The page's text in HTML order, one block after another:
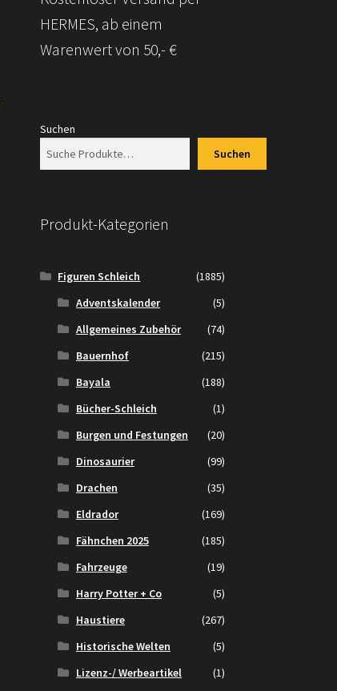
HERMES, ab einem
Warenwert von 50,- €
Suchen
Suchen
Produkt-Kategorien
Figuren Schleich
(1885)
Adventskalender
(5)
Allgemeines Zubehör
(74)
Bauernhof
(215)
Bayala
(188)
Bücher-Schleich
(1)
Burgen und Festungen
(20)
Dinosaurier
(99)
Drachen
(35)
Eldrador
(169)
Fähnchen 2025
(185)
Fahrzeuge
(19)
Harry Potter + Co
(5)
Haustiere
(267)
Historische Welten
(5)
Lizenz-/ Werbeartikel
(1)